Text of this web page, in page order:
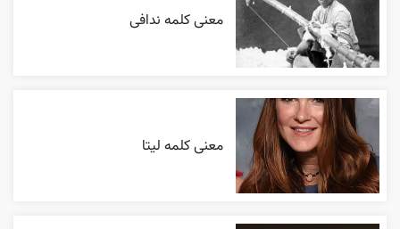
معنی کلمه ندافی
معنی کلمه لیتا